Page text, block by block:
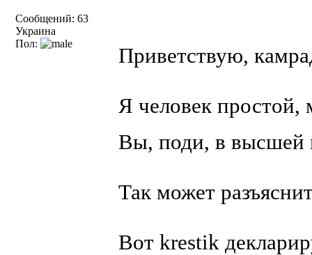
Сообщений: 63
Украина
Пол:
Приветствую,
Я человек простой,
Вы, поди, в высшей
Так может
Вот krestik